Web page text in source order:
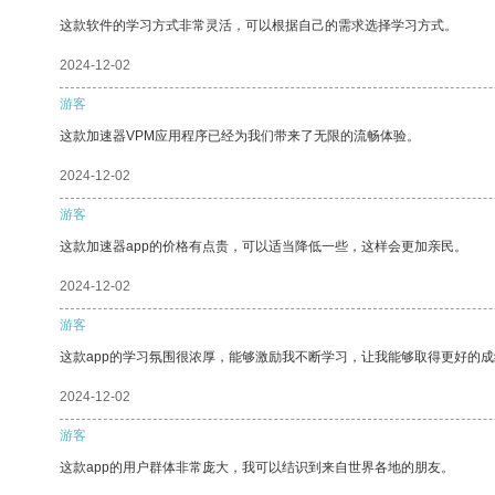
这款软件的学习方式非常灵活，可以根据自己的需求选择学习方式。
2024-12-02
游客
这款加速器VPM应用程序已经为我们带来了无限的流畅体验。
2024-12-02
游客
这款加速器app的价格有点贵，可以适当降低一些，这样会更加亲民。
2024-12-02
游客
这款app的学习氛围很浓厚，能够激励我不断学习，让我能够取得更好的
2024-12-02
游客
这款app的用户群体非常庞大，我可以结识到来自世界各地的朋友。